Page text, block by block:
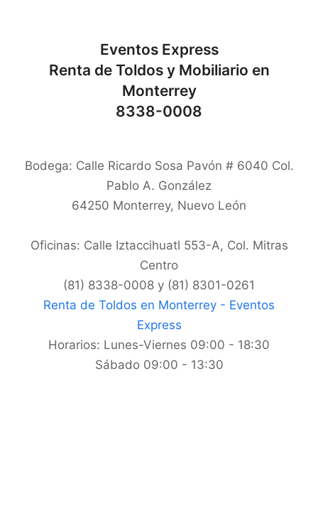
Eventos Express
Renta de Toldos y Mobiliario en
Monterrey
8338-0008
Bodega: Calle Ricardo Sosa Pavón # 6040 Col.
Pablo A. González
64250 Monterrey, Nuevo León
Oficinas: Calle Iztaccihuatl 553-A, Col. Mitras
Centro
(81) 8338-0008 y (81) 8301-0261
Renta de Toldos en Monterrey - Eventos
Express
Horarios: Lunes-Viernes 09:00 - 18:30
Sábado 09:00 - 13:30